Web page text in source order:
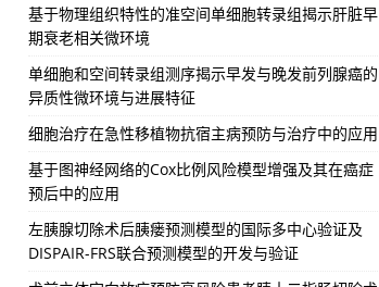
基于物理组织特性的准空间单细胞转录组揭示肝脏早
期衰老相关微环境
单细胞和空间转录组测序揭示早发与晚发前列腺癌的
异质性微环境与进展特征
细胞治疗在急性移植物抗宿主病预防与治疗中的应用
基于图神经网络的Cox比例风险模型增强及其在癌症
预后中的应用
左胰腺切除术后胰瘘预测模型的国际多中心验证及
DISPAIR-FRS联合预测模型的开发与验证